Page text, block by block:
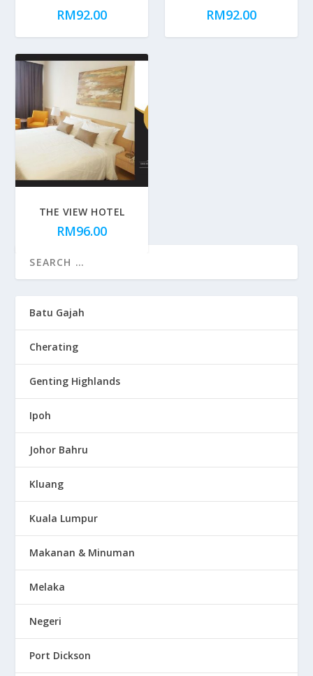
RM92.00 RM92.00
THE VIEW HOTEL
RM96.00
Batu Gajah
Cherating
Genting Highlands
Ipoh
Johor Bahru
Kluang
Kuala Lumpur
Makanan & Minuman
Melaka
Negeri
Port Dickson